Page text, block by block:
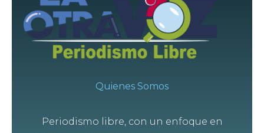
Quienes Somos
Periodismo libre, con un enfoque en